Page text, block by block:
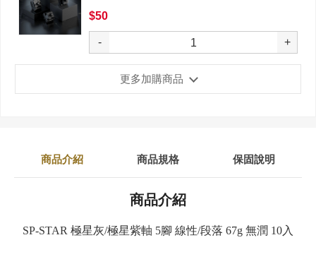
$50
- +
更多加購商品
商品介紹 商品規格 保固說明
商品介紹
SP-STAR 極星灰/極星紫軸 5腳 線性/段落 67g 無潤 10入